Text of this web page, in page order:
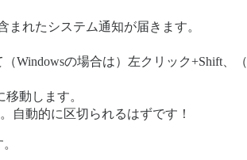
まれたシステム通知が届きます。
Windowsの場合は）左クリック+Shift、
動します。
自動的に区切られるはずです！